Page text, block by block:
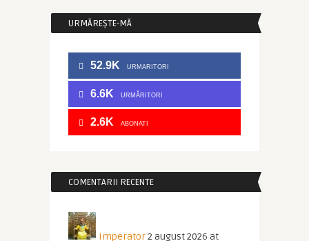
URMĂREȘTE-MĂ
52.9K URMARITORI
6.6K URMĂRITORI
2.6K ABONATI
COMENTARII RECENTE
Imperator2 august 2026 at